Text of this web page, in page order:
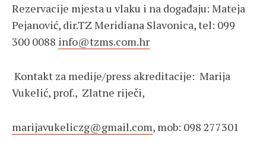
Rezervacije mjesta u vlaku i na događaju: Mateja
Pejanović, dir.TZ Meridiana Slavonica, tel: 099
300 0088 info@tzms.com.hr
Kontakt za medije/press akreditacije: Marija
Vukelić, prof., Zlatne riječi,
marijavukeliczg@gmail.com, mob: 098 277301